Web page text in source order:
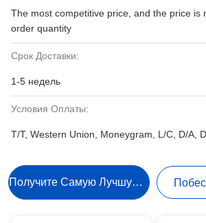
The most competitive price, and the price is
order quantity
Срок Доставки:
1-5 недель
Условия Оплаты:
T/T, Western Union, Moneygram, L/C, D/A,
Получите Самую Лучшую Цену